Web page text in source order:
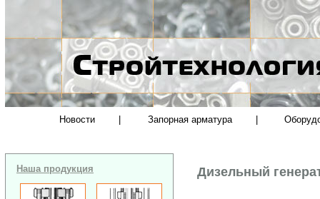
Новости Запорная арматура
Наша продукция Дизельный